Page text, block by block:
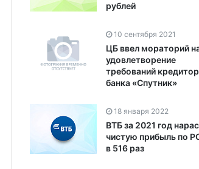
рублей
10 сентября 2021
ЦБ ввел мораторий
удовлетворение
требований
банка «Спутник»
18 января 2022
ВТБ за 2021 год
чистую прибыль по
в 516 раз